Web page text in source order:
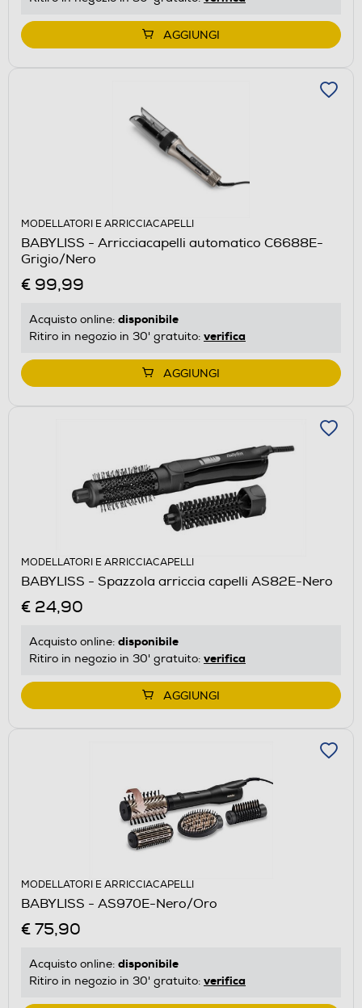
AGGIUNGI
MODELLATORI E ARRICCIACAPELLI
BABYLISS - Arricciacapelli automatico C6688E-
Grigio/Nero
€ 99,99
Acquisto online: disponibile
Ritiro in negozio in 30' gratuito: verifica
AGGIUNGI
MODELLATORI E ARRICCIACAPELLI
BABYLISS - Spazzola arriccia capelli AS82E-Nero
€ 24,90
Acquisto online: disponibile
Ritiro in negozio in 30' gratuito: verifica
AGGIUNGI
MODELLATORI E ARRICCIACAPELLI
BABYLISS - AS970E-Nero/Oro
€ 75,90
Acquisto online: disponibile
Ritiro in negozio in 30' gratuito: verifica